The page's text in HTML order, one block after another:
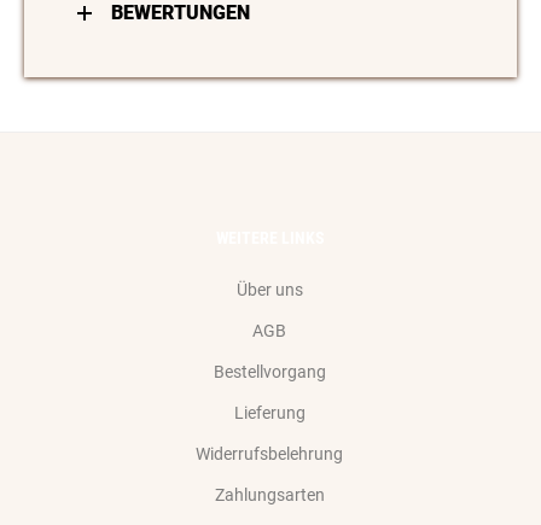
BEWERTUNGEN
Über uns
AGB
Bestellvorgang
Lieferung
Widerrufsbelehrung
Zahlungsarten